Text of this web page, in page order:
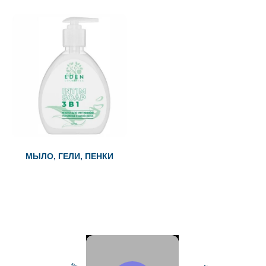
МЫЛО, ГЕЛИ, ПЕНКИ